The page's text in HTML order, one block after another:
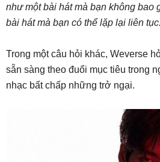
như một bài hát mà bạn không bao
bài hát mà bạn có thể lặp lại liên
Trong một câu hỏi khác, Weverse
sẵn sàng theo đuổi mục tiêu trong
nhạc bất chấp những trở ngại.